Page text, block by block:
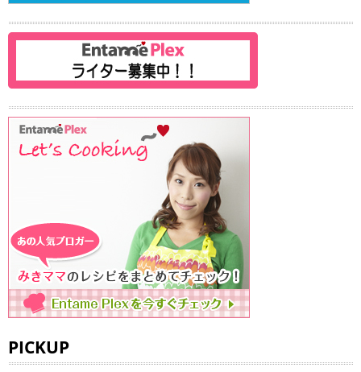
PICKUP